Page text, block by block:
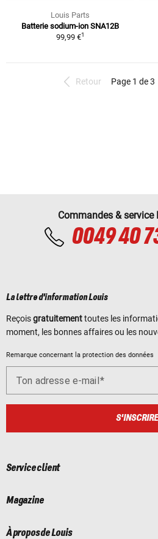
Louis Parts
Batterie sodium-ion SNA12B
99,99 €1
Retour Page 1 de 3
Commandes & service
0049 40
La lettre d'information Louis
Reçoisgratuitementtoutes les
moment, les bonnes affaires ou les
Remarque concernant la protection des données
Ton adresse e-mail
S'INSCRIRE
Service client
Magazine
À propos de Louis